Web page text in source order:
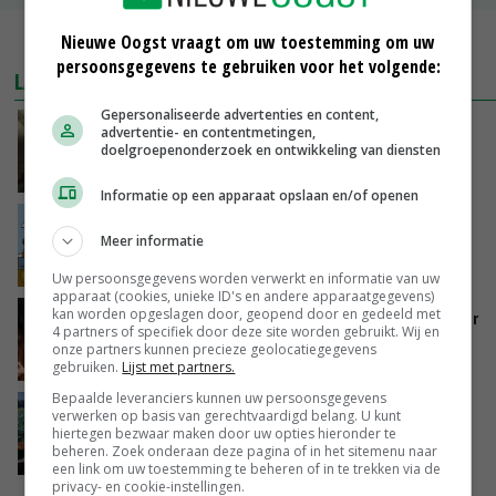
MEER MARKTPRIJZEN
LAATSTE NIEUWS
‘Samenwerking A-ware en Amalthea gaat
zorgen voor meer balans’
groot: Nederland in Europese top
Vlaamse varkensstapel krimpt, pluimveesector
groeit door schaalvergroting
GISTEREN, 15:20
‘Cijfer jezelf niet weg en doe vooral ook waar
je gelukkig van wordt’
GISTEREN, 13:31
Nieuwe Oogst vraagt om uw toestemming om uw
persoonsgegevens te gebruiken voor het volgende:
Gepersonaliseerde advertenties en content,
advertentie- en contentmetingen,
doelgroepenonderzoek en ontwikkeling van diensten
Informatie op een apparaat opslaan en/of openen
Meer informatie
Uw persoonsgegevens worden verwerkt en informatie van uw
apparaat (cookies, unieke ID's en andere apparaatgegevens)
kan worden opgeslagen door, geopend door en gedeeld met
4 partners of specifiek door deze site worden gebruikt. Wij en
onze partners kunnen precieze geolocatiegegevens
gebruiken. Lijst met partners.
Bepaalde leveranciers kunnen uw persoonsgegevens
verwerken op basis van gerechtvaardigd belang. U kunt
hiertegen bezwaar maken door uw opties hieronder te
beheren. Zoek onderaan deze pagina of in het sitemenu naar
een link om uw toestemming te beheren of in te trekken via de
privacy- en cookie-instellingen.